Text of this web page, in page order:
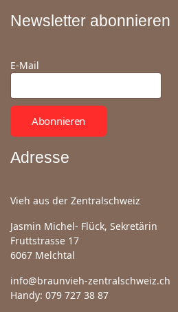
Adresse
Vieh aus der Zentralschweiz
Jasmin Michel- Flück, Sekretärin
Fruttstrasse 17
6067 Melchtal
info@braunvieh-zentralschweiz.ch
Handy: 079 727 38 87
Newsletter abonnieren
E-Mail
Abonnieren